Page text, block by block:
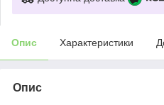
Опис Характеристики
Опис